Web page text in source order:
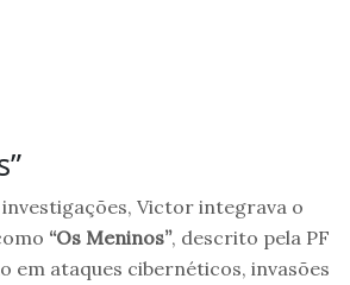
Victor integrava o
“Os Meninos”, descrito pela PF
em ataques cibernéticos, invasões